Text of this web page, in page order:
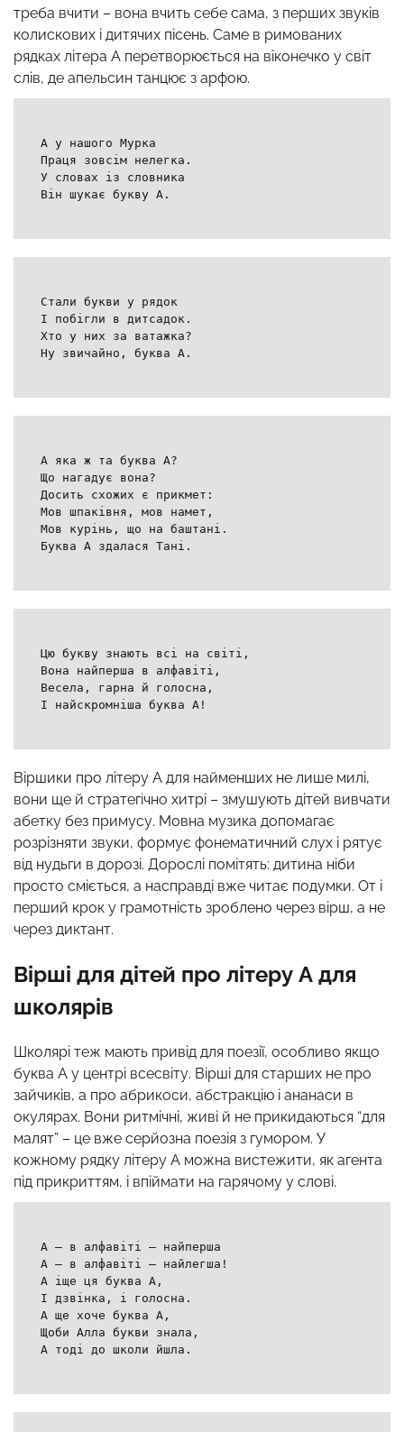
треба вчити – вона вчить себе сама, з перших звуків
колискових і дитячих пісень. Саме в римованих
рядках літера А перетворюється на віконечко у світ
слів, де апельсин танцює з арфою.
А у нашого Мурка
Праця зовсім нелегка.
У словах із словника
Він шукає букву А.
Стали букви у рядок
І побігли в дитсадок.
Хто у них за ватажка?
Ну звичайно, буква А.
А яка ж та буква А?
Що нагадує вона?
Досить схожих є прикмет:
Мов шпаківня, мов намет,
Мов курінь, що на баштані.
Буква А здалася Тані.
Цю букву знають всі на світі,
Вона найперша в алфавіті,
Весела, гарна й голосна,
І найскромніша буква А!
Віршики про літеру А для найменших не лише милі,
вони ще й стратегічно хитрі – змушують дітей вивчати
абетку без примусу. Мовна музика допомагає
розрізняти звуки, формує фонематичний слух і рятує
від нудьги в дорозі. Дорослі помітять: дитина ніби
просто сміється, а насправді вже читає подумки. От і
перший крок у грамотність зроблено через вірш, а не
через диктант.
Вірші для дітей про літеру А для
школярів
Школярі теж мають привід для поезії, особливо якщо
буква А у центрі всесвіту. Вірші для старших не про
зайчиків, а про абрикоси, абстракцію і ананаси в
окулярах. Вони ритмічні, живі й не прикидаються “для
малят” – це вже серйозна поезія з гумором. У
кожному рядку літеру А можна вистежити, як агента
під прикриттям, і впіймати на гарячому у слові.
А — в алфавіті — найперша
А — в алфавіті — найлегша!
А іще ця буква А,
І дзвінка, і голосна.
А ще хоче буква А,
Щоби Алла букви знала,
А тоді до школи йшла.